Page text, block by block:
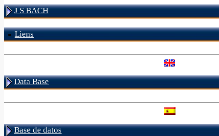
J S BACH
Liens
Data Base
Base de datos